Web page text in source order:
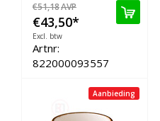
€51,18AVP
€43,50*
Excl. btw
Artnr:
822000093557
Aanbieding